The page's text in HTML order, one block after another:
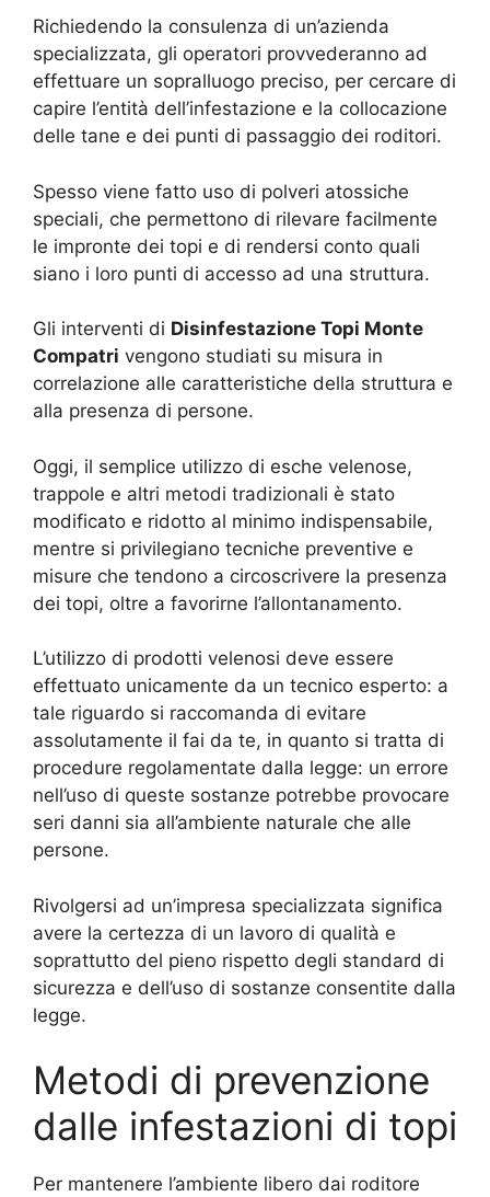
Richiedendo la consulenza di un’azienda
specializzata, gli operatori provvederanno ad
effettuare un sopralluogo preciso, per cercare di
capire l’entità dell’infestazione e la collocazione
delle tane e dei punti di passaggio dei roditori.
Spesso viene fatto uso di polveri atossiche
speciali, che permettono di rilevare facilmente
le impronte dei topi e di rendersi conto quali
siano i loro punti di accesso ad una struttura.
Gli interventi di Disinfestazione Topi Monte
Compatri vengono studiati su misura in
correlazione alle caratteristiche della struttura e
alla presenza di persone.
Oggi, il semplice utilizzo di esche velenose,
trappole e altri metodi tradizionali è stato
modificato e ridotto al minimo indispensabile,
mentre si privilegiano tecniche preventive e
misure che tendono a circoscrivere la presenza
dei topi, oltre a favorirne l’allontanamento.
L’utilizzo di prodotti velenosi deve essere
effettuato unicamente da un tecnico esperto: a
tale riguardo si raccomanda di evitare
assolutamente il fai da te, in quanto si tratta di
procedure regolamentate dalla legge: un errore
nell’uso di queste sostanze potrebbe provocare
seri danni sia all’ambiente naturale che alle
persone.
Rivolgersi ad un’impresa specializzata significa
avere la certezza di un lavoro di qualità e
soprattutto del pieno rispetto degli standard di
sicurezza e dell’uso di sostanze consentite dalla
legge.
Metodi di prevenzione
dalle infestazioni di topi
Per mantenere l’ambiente libero dai roditore